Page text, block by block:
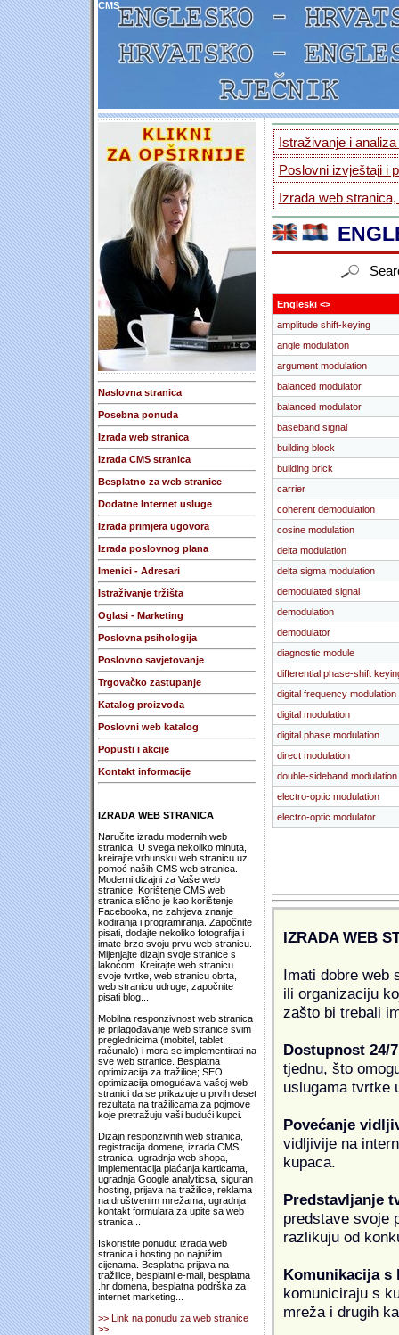
CMS
Naslovna stranica
Posebna ponuda
Izrada web stranica
Izrada CMS stranica
Besplatno za web stranice
Dodatne Internet usluge
Izrada primjera ugovora
Izrada poslovnog plana
Imenici - Adresari
Istraživanje tržišta
Oglasi - Marketing
Poslovna psihologija
Poslovno savjetovanje
Trgovačko zastupanje
Katalog proizvoda
Poslovni web katalog
Popusti i akcije
Kontakt informacije
IZRADA WEB STRANICA
Naručite izradu modernih web
stranica. U svega nekoliko minuta,
kreirajte vrhunsku web stranicu uz
pomoć naših CMS web stranica.
Moderni dizajni za Vaše web
stranice. Korištenje CMS web
stranica slično je kao korištenje
Facebooka, ne zahtjeva znanje
kodiranja i programiranja. Započnite
pisati, dodajte nekoliko fotografija i
imate brzo svoju prvu web stranicu.
Mijenjajte dizajn svoje stranice s
lakoćom. Kreirajte web stranicu
svoje tvrtke, web stranicu obrta,
web stranicu udruge, započnite
pisati blog...
Mobilna responzivnost web stranica
je prilagođavanje web stranice svim
preglednicima (mobitel, tablet,
računalo) i mora se implementirati na
sve web stranice. Besplatna
optimizacija za tražilice; SEO
optimizacija omogućava vašoj web
stranici da se prikazuje u prvih deset
rezultata na tražilicama za pojmove
koje pretražuju vaši budući kupci.
Dizajn responzivnih web stranica,
registracija domene, izrada CMS
stranica, ugradnja web shopa,
implementacija plaćanja karticama,
ugradnja Google analyticsa, siguran
hosting, prijava na tražilice, reklama
na društvenim mrežama, ugradnja
kontakt formulara za upite sa web
stranica...
Iskoristite ponudu: izrada web
stranica i hosting po najnižim
cijenama. Besplatna prijava na
tražilice, besplatni e-mail, besplatna
.hr domena, besplatna podrška za
internet marketing...
>> Link na ponudu za web stranice
>>
Istraživanje i
Poslovni izvještaji i
Izrada web
Engleski <>
amplitude shift-keying
angle modulation
argument modulation
balanced modulator
balanced modulator
baseband signal
building block
building brick
carrier
coherent demodulation
cosine modulation
delta modulation
delta sigma modulation
demodulated signal
demodulation
demodulator
diagnostic module
differential phase-shift
digital frequency modulation
digital modulation
digital phase modulation
direct modulation
double-sideband modulation
electro-optic modulation
electro-optic modulator
IZRADA WEB
Imati dobre web
ili organizaciju
zašto bi trebali
Dostupnost 24/7
tjednu, što
uslugama tvrtke
Povećanje
vidljivije na
kupaca.
Predstavljanje
predstave svoje
razlikuju od
Komunikacija s
komuniciraju s
mreža i drugih